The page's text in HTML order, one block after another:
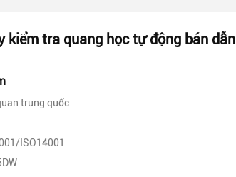
kiểm tra quang học tự động bán dẫn
trung quốc
ISO14001